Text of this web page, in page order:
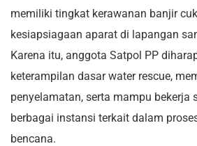
memiliki tingkat kerawanan banjir
kesiapsiagaan aparat di lapangan
Karena itu, anggota Satpol PP
keterampilan dasar water rescue,
penyelamatan, serta mampu bekerja
berbagai instansi terkait dalam
bencana.